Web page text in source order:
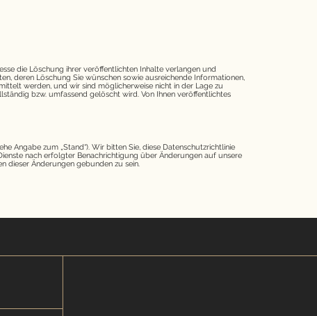
die Löschung ihrer veröffentlichten Inhalte verlangen und
deren Löschung Sie wünschen sowie ausreichende Informationen,
werden, und wir sind möglicherweise nicht in der Lage zu
bzw. umfassend gelöscht wird. Von Ihnen veröffentlichtes
Angabe zum „Stand“). Wir bitten Sie, diese Datenschutzrichtlinie
nach erfolgter Benachrichtigung über Änderungen auf unsere
dieser Änderungen gebunden zu sein.